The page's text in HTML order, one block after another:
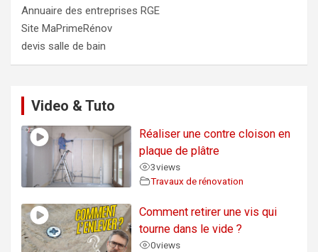
Annuaire des entreprises RGE
Site MaPrimeRénov
devis salle de bain
Video & Tuto
Réaliser une contre cloison en
plaque de plâtre
3views
Travaux de rénovation
Comment retirer une vis qui
tourne dans le vide ?
0views